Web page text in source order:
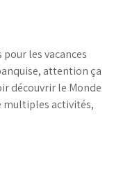
pour les vacances
attention ça
découvrir le Monde
multiples activités,